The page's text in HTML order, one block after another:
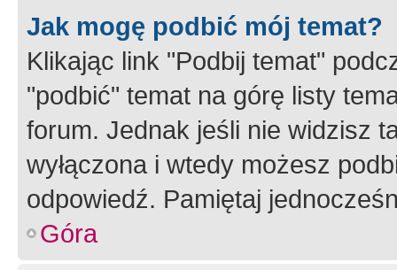
Jak mogę podbić mój temat?
Klikając link "Podbij temat"
"podbić" temat na górę listy
forum. Jednak jeśli nie widzisz
wyłączona i wtedy możesz
odpowiedź. Pamiętaj
Góra